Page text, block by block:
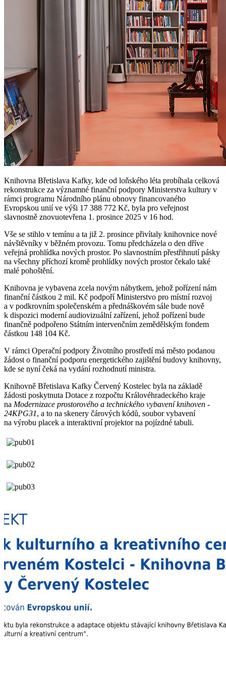
Knihovna Břetislava Kafky, kde od loňského léta probíhala celková
rekonstrukce za významné finanční podpory Ministerstva kultury v
rámci programu Národního plánu obnovy financovaného
Evropskou unií ve výši 17 388 772 Kč, byla pro veřejnost
slavnostně znovuotevřena 1. prosince 2025 v 16 hod.
Vše se stihlo v temínu a ta již 2. prosince přivítaly knihovnice nové
návštěvníky v běžném provozu. Tomu předcházela o den dříve
veřejná prohlídka nových prostor. Po slavnostním přestřihnutí pásky
na všechny příchozí kromě prohlídky nových prostor čekalo také
malé pohoštění.
Knihovna je vybavena zcela novým nábytkem, jehož pořízení nám
finanční částkou 2 mil. Kč podpoří Ministerstvo pro místní rozvoj
a v podkrovním společenském a přednáškovém sále bude nově
k dispozici moderní audiovizuální zařízení, jehož pořízení bude
finančně podpořeno Státním intervenčním zemědělským fondem
částkou 148 104 Kč.
V rámci Operační podpory Životního prostředí má město podanou
žádost o finanční podporu energetického zajištění budovy knihovny,
kde se nyní čeká na vydání rozhodnutí ministra.
Knihovně Břetislava Kafky Červený Kostelec byla na základě
žádosti poskytnuta Dotace z rozpočtu Královéhradeckého kraje
na Modernizace prostorového a technického vybavení knihoven -
24KPG31, a to na skenery čárových kódů, soubor vybavení
na výrobu placek a interaktivní projektor na pojízdné tabuli.